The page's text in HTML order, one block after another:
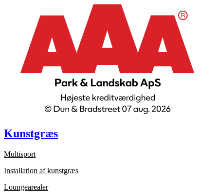
Kunstgræs
Multisport
Installation af kunstgræs
Loungearealer